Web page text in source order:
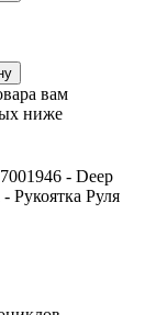
вам
ниже
- Deep
Рукоятка Руля